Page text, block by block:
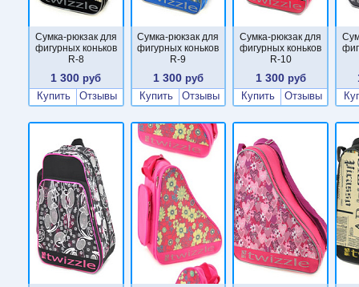
Сумка-рюкзак для
фигурных коньков
R-8
1 300 руб
Купить
Отзывы
Сумка-рюкзак для
фигурных коньков
R-9
1 300 руб
Купить
Отзывы
Сумка-рюкзак для
фигурных коньков
R-10
1 300руб
Купить
Отзывы